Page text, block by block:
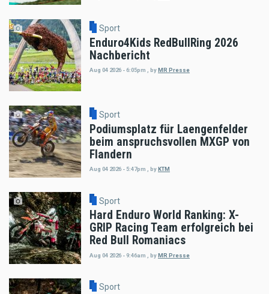
Sport
Enduro4Kids RedBullRing 2026
Nachbericht
Aug 04 2026 - 6:05pm byMR Presse
Sport
Podiumsplatz für Laengenfelder
beim anspruchsvollen MXGP von
Flandern
Aug 04 2026 - 5:47pm byKTM
Sport
Hard Enduro World Ranking: X-
GRIP Racing Team erfolgreich bei
Red Bull Romaniacs
Aug 04 2026 - 9:46am byMR Presse
Sport